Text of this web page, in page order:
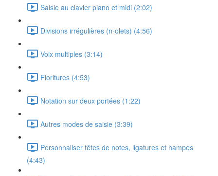
Saisie au clavier piano et midi (2:02)
Divisions irrégulières (n-olets) (4:56)
Voix multiples (3:14)
Fioritures (4:53)
Notation sur deux portées (1:22)
Autres modes de saisie (3:39)
Personnaliser têtes de notes, ligatures et hampes
(4:43)